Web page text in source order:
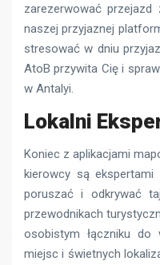
zarezerwować
naszej przyjaznej
stresować w dniu
AtoB przywita Cię i
w Antalyi.
Lokalni
Koniec z aplikacjami
kierowcy są
poruszać i odkrywać
przewodnikach
osobistym łączniku do
miejsc i świetnych